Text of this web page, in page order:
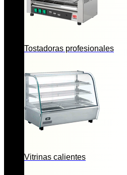
Tostadoras profesionales
Vitrinas calientes